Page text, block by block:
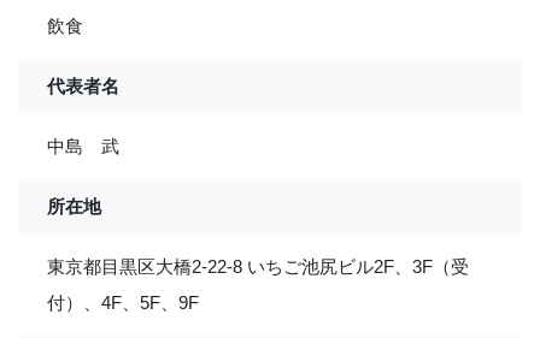
飲食
代表者名
中島 武
所在地
東京都目黒区大橋2-22-8 いちご池尻ビル2F、3F（受
付）、4F、5F、9F